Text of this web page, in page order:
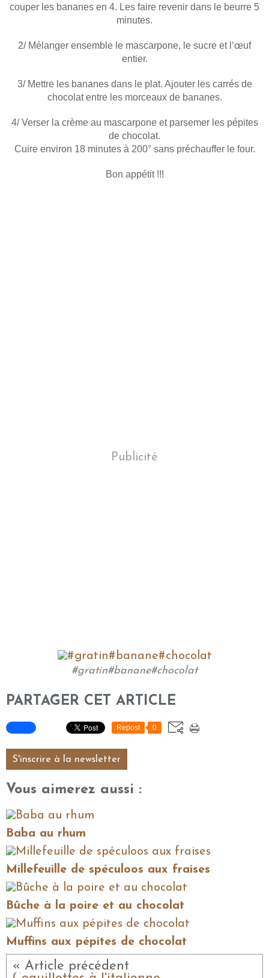
couper les bananes en 4. Les faire revenir dans le beurre 5
minutes.
2/ Mélanger ensemble le mascarpone, le sucre et l’œuf
entier.
3/ Mettre les bananes dans le plat. Ajouter les carrés de
chocolat entre les morceaux de bananes.
4/ Verser la crème au mascarpone et parsemer les pépites
de chocolat.
Cuire environ 18 minutes à 200° sans préchauffer le four.
Bon appétit !!!
Publicité
#gratin#banane#chocolat
PARTAGER CET ARTICLE
Repost 0
S'inscrire à la newsletter
Vous aimerez aussi :
Baba au rhum
Millefeuille de spéculoos aux fraises
Bûche à la poire et au chocolat
Muffins aux pépites de chocolat
« Article précédent